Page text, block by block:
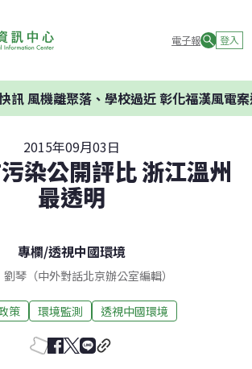
電子報 登入
訊風機離聚落、學校過近 彰化福漢風電案
2015年09月03日
染公開評比 浙江溫州
最透明
專欄/透視中國環境
劉琴（中外對話北京辦公室編輯）
策 環境監測 透視中國環境